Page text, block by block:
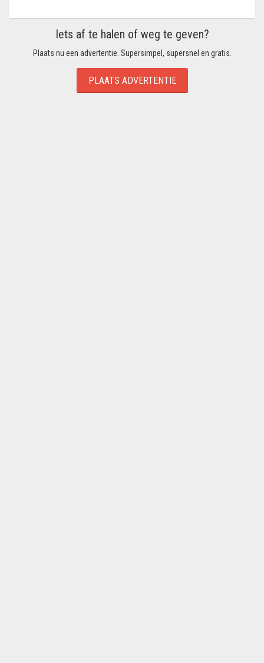
Iets af te halen of weg te geven?
Plaats nu een advertentie. Supersimpel, supersnel en gratis.
PLAATS ADVERTENTIE